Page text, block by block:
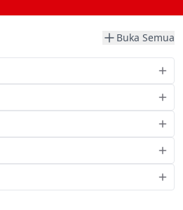
Buka Semua